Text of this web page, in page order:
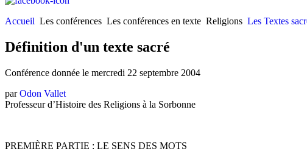
Accueil Les conférences Les conférences en texte Religions Les Textes
Définition d'un texte sacré
Conférence donnée le mercredi 22 septembre 2004
parOdon Vallet
Professeur d’Histoire des Religions à la Sorbonne
PREMIÈRE PARTIE : LE SENS DES MOTS